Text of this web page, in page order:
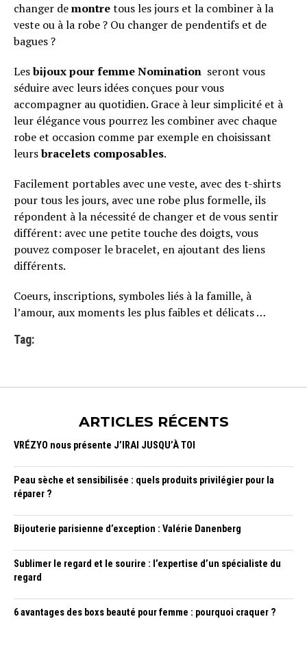
changer demontretous les jours et la combiner à la
veste ou à la robe ? Ou changer de pendentifs et de
bagues ?
Lesbijoux pour femme Nomination seront vous
séduire avec leurs idées conçues pour vous
accompagner au quotidien. Grace à leur simplicité et à
leur élégance vous pourrez les combiner avec chaque
robe et occasion comme par exemple en choisissant
leursbracelets composables.
Facilement portables avec une veste, avec des t-shirts
pour tous les jours, avec une robe plus formelle, ils
répondent à la nécessité de changer et de vous sentir
différent: avec une petite touche des doigts, vous
pouvez composer le bracelet, en ajoutant des liens
différents.
Coeurs, inscriptions, symboles liés à la famille, à
l’amour, aux moments les plus faibles et délicats …
Tag:
ARTICLES RÉCENTS
VRÉZYO nous présente J’IRAI JUSQU’À TOI
Peau sèche et sensibilisée : quels produits privilégier pour la
réparer ?
Bijouterie parisienne d’exception : Valérie Danenberg
Sublimer le regard et le sourire : l’expertise d’un spécialiste du
regard
6 avantages des boxs beauté pour femme : pourquoi craquer ?